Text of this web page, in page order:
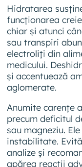
Hidratarea
funcționarea
chiar și atunci
sau transpiri
electroliți din
medicului.
și accentuează
aglomerate.
Anumite carențe
precum deficitul
sau magneziu.
instabilitate.
analize și
apărea reacții